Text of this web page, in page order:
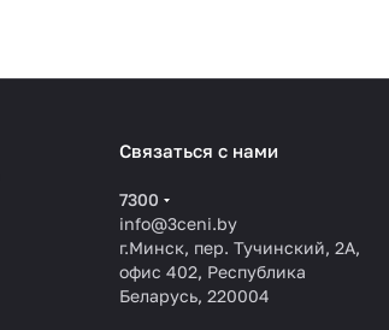
Связаться с нами
7300
info@3ceni.by
г.Минск, пер. Тучинский, 2А,
офис 402, Республика
Беларусь, 220004